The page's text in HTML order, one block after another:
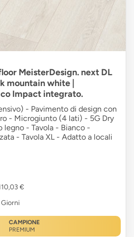
MeisterDesign. next DL
mountain white |
Impact integrato.
- Pavimento di design con
- Microgiunto (4 lati) - 5G Dry
legno - Tavola - Bianco -
- Tavola XL - Adatto a locali
€
Giorni
CAMPIONE
PREMIUM